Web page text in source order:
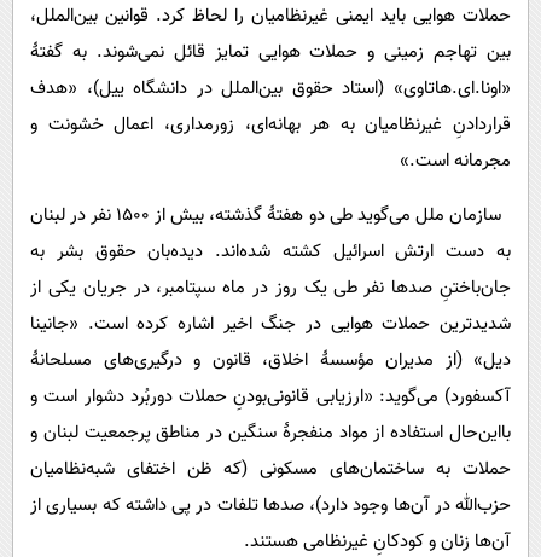
حملات هوایی باید ایمنی غیرنظامیان را لحاظ کرد. قوانین بین‌الملل،
بین تهاجم زمینی و حملات هوایی تمایز قائل نمی‌شوند. به گفتۀ
«اونا.ای.‌هاتاوی» (استاد حقوق بین‌الملل در دانشگاه ییل)، «هدف
قراردادنِ غیرنظامیان به هر بهانه‌ای، زورمداری، اعمال خشونت و
مجرمانه است.»
سازمان ملل می‌گوید طی دو هفتۀ گذشته، بیش از 1500 نفر در لبنان
به دست ارتش اسرائیل کشته شده‌اند. دیده‌بان حقوق بشر به
جان‌باختنِ صدها نفر طی یک روز در ماه سپتامبر، در جریان یکی از
شدیدترین حملات هوایی در جنگ اخیر اشاره کرده است. «جانینا
دیل» (از مدیران مؤسسۀ اخلاق، قانون و درگیری‌های مسلحانۀ
آکسفورد) می‌گوید: «ارزیابی قانونی‌بودنِ حملات دوربُرد دشوار است و
بااین‌حال استفاده از مواد منفجرۀ سنگین در مناطق پرجمعیت لبنان و
حملات به ساختمان‌های مسکونی (که ظن اختفای شبه‌نظامیان
حزب‌الله در آن‌ها وجود دارد)، صدها تلفات در پی داشته که بسیاری از
آن‌ها زنان و کودکانِ غیرنظامی هستند.